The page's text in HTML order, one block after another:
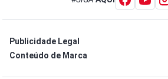
Publicidade Legal
Conteúdo de Marca